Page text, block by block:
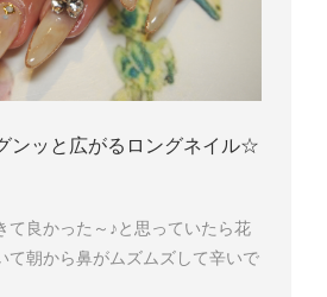
ンッと広がるロングネイル☆
て良かった～♪と思っていたら花
て朝から鼻がムズムズして辛いで